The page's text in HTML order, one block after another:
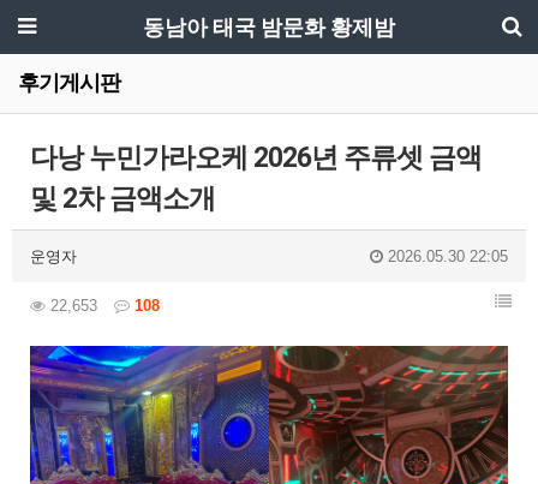
동남아 태국 밤문화 황제밤
후기게시판
다낭 누민가라오케 2026년 주류셋 금액
및 2차 금액소개
운영자 2026.05.30 22:05
22,653 108